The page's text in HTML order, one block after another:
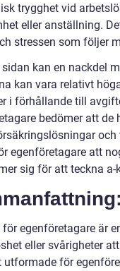
trygghet vid
eller anställning.
stressen som följer
kan en nackdel
kan vara relativt
i förhållande till
bedömer att de
egenföretagare att
sig för att teckna
för egenföretagare är
eller svårigheter
utformade för